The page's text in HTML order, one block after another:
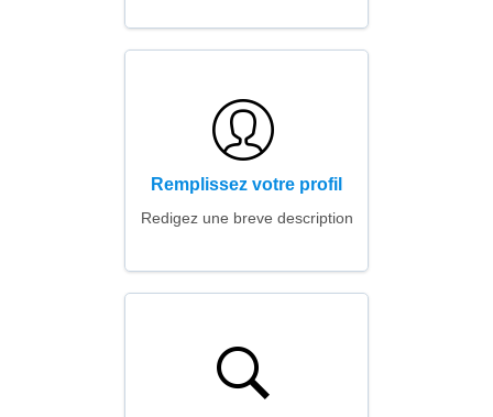
Remplissez votre profil
Redigez une breve description